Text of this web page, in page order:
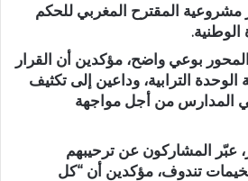
مشروعية المقترح المغربي للحكم
الوطنية.
بوعي واضح، مؤكدين أن القرار
الوحدة الترابية، وداعين إلى تكثيف
في المدارس من أجل مواجهة
عبّر المشاركون عن ترحيبهم
تندوف، مؤكدين أن “كل